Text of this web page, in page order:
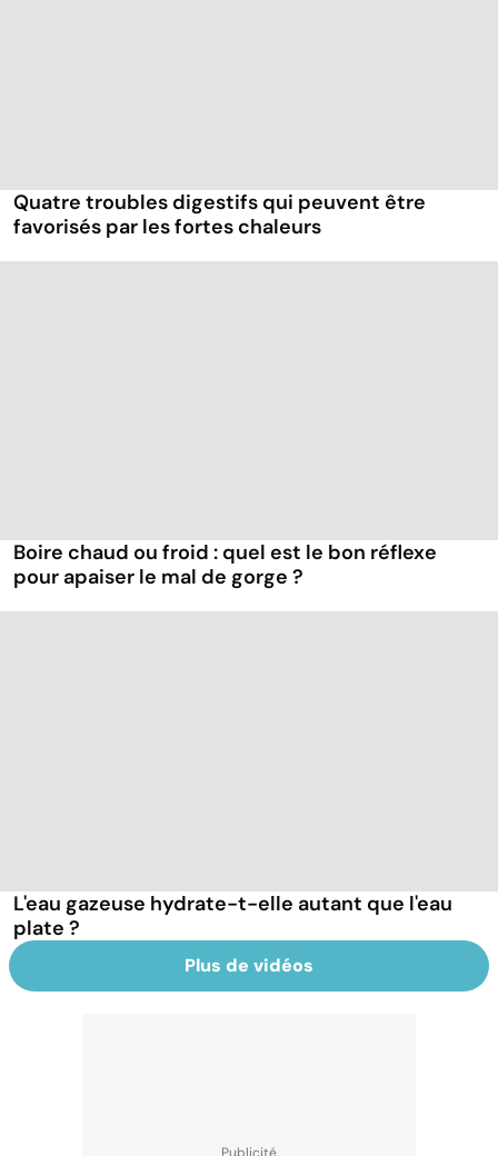
Quatre troubles digestifs qui peuvent être
favorisés par les fortes chaleurs
Boire chaud ou froid : quel est le bon réflexe
pour apaiser le mal de gorge ?
L'eau gazeuse hydrate-t-elle autant que l'eau
plate ?
Plus de vidéos